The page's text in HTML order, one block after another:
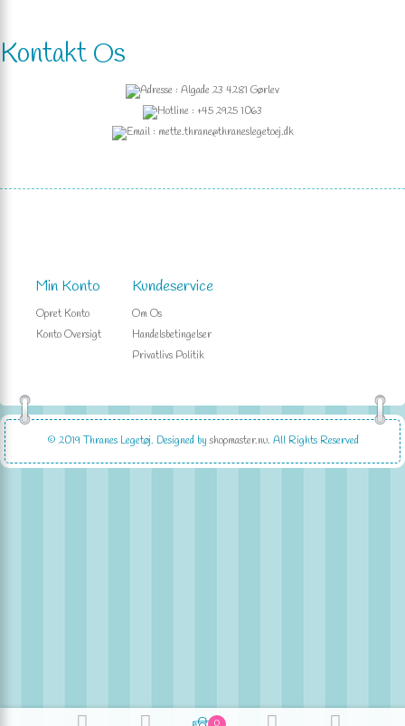
Kontakt Os
Adresse : Algade 23 4281 Gørlev
Hotline : +45 2925 1063
Email : mette.thrane@thraneslegetoej.dk
Min Konto
Opret Konto
Konto Oversigt
Kundeservice
Om Os
Handelsbetingelser
Privatlivs Politik
© 2019Thranes Legetøj. Designed byshopmaster.nu. All Rights Reserved